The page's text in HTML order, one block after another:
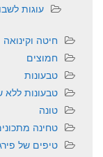
עוגות
חיטה וקינואה
חמוצים
טבעונות
טבעונות
טונה
טחינה
טיפים של